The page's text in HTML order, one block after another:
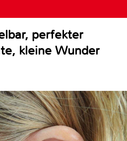
perfekter
kleine Wunder